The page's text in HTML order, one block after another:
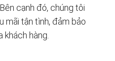
cạnh đó, chúng tôi
mãi tận tình, đảm bảo
khách hàng.